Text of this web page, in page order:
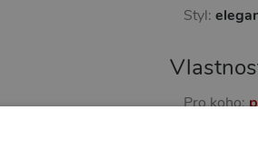
Styl:
Pro koho: